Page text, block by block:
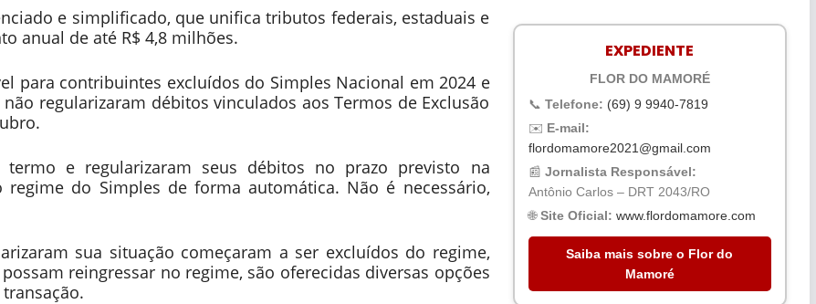
e simplificado, que unifica tributos federais, estaduais e
anual de até R$ 4,8 milhões.
para contribuintes excluídos do Simples Nacional em 2024 e
regularizaram débitos vinculados aos Termos de Exclusão
e regularizaram seus débitos no prazo previsto na
do Simples de forma automática. Não é necessário,
sua situação começaram a ser excluídos do regime,
reingressar no regime, são oferecidas diversas opções
EXPEDIENTE
FLOR DO MAMORÉ
📞 Telefone: (69) 9 9940-7819
✉️ E-mail:
flordomamore2021@gmail.com
📰 Jornalista Responsável:
Antônio Carlos – DRT 2043/RO
🌐Site Oficial: www.flordomamore.com
Saiba mais sobre o Flor do
Mamoré